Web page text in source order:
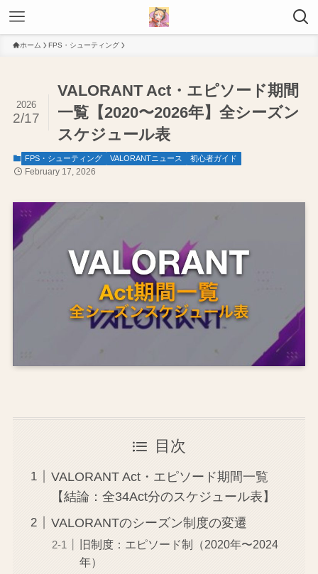
ホーム FPS・シューティング
VALORANT Act・エピソード期間
一覧【2020〜2026年】全シーズン
スケジュール表
2026
2/17
FPS・シューティング VALORANTニュース 初心者ガイド
February 17, 2026
目次
VALORANT Act・エピソード期間一覧
【結論：全34Act分のスケジュール表】
VALORANTのシーズン制度の変遷
旧制度：エピソード制（2020年〜2024
年）